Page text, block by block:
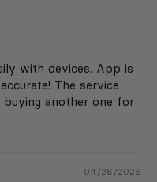
with devices. App is
The service
buying another one for
04/28/2026